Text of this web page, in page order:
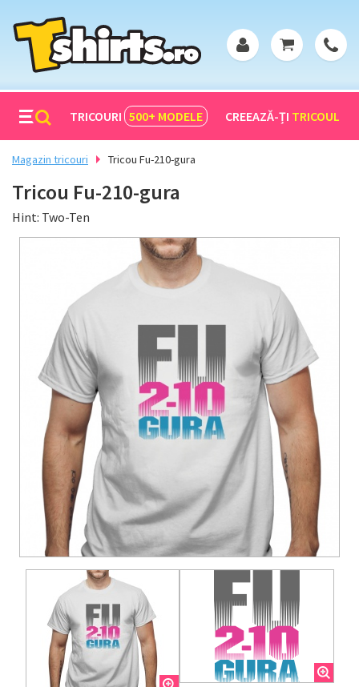
TRICOURI 500+ MODELE CREEAZĂ-ȚI TRICOUL
Magazin tricouri Tricou Fu-210-gura
Tricou Fu-210-gura
Hint: Two-Ten